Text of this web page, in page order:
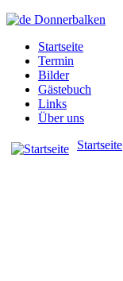
Startseite
Termin
Bilder
Gästebuch
Links
Über uns
Startseite